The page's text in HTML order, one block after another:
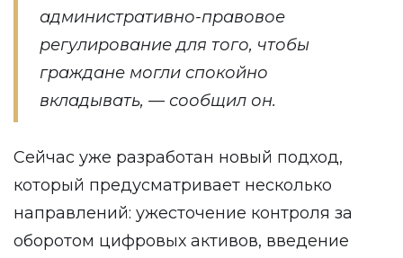
административно-правовое
регулирование для того, чтобы
граждане могли спокойно
вкладывать, — сообщил он.
Сейчас уже разработан новый подход,
который предусматривает несколько
направлений: ужесточение контроля за
оборотом цифровых активов, введение